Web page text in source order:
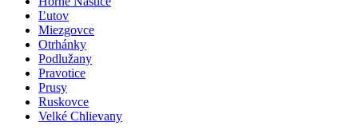
Ľutov
Miezgovce
Otrhánky
Podlužany
Pravotice
Prusy
Ruskovce
Velké Chlievany